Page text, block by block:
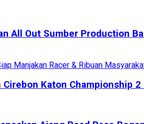
All Out Sumber Production
Katon Championship